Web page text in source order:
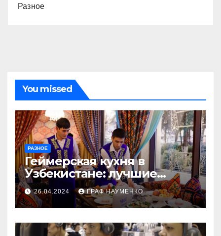
Разное
You missed
РАЗНОЕ
Геймерская кухня в
Узбекистане: лучшие
рецепты для перерывов
между сессиями игр
26.04.2024 ГРАФ НАУМЕНКО